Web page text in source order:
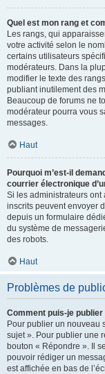
Quel est mon rang et
Les rangs, qui
votre activité selon le
certains utilisateurs
modérateurs. Dans la
modifier le texte des
publiant inutilement des
Beaucoup de forums ne
modérateur pourra vous
messages.
Haut
Pourquoi m’est-il
courrier électronique
Si les administrateurs
inscrits peuvent envoyer
depuis un formulaire
du système de
des robots.
Haut
Problèmes de
Comment puis-je
Pour publier un nouveau
sujet ». Pour publier une
bouton « Répondre ». Il
pouvoir rédiger un
est affichée en bas de